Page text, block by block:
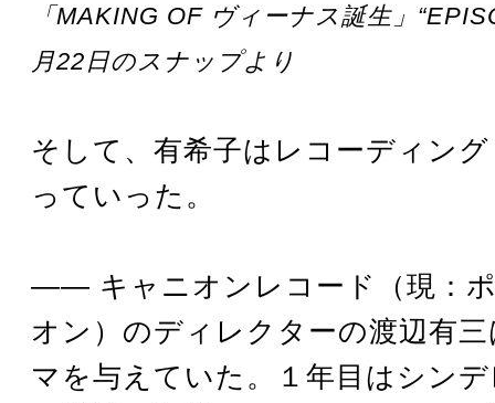
「MAKING OF ヴィーナス誕生」
月22日のスナップより
そして、有希子はレコーディン
っていった。
―― キャニオンレコード（現：
オン）のディレクターの渡辺有
マを与えていた。１年目はシン